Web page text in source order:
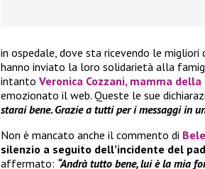
in ospedale, dove sta ricevendo le
hanno inviato la loro solidarietà alla
intanto Veronica Cozzani, mamma
emozionato il web. Queste le sue
starai bene. Grazie a tutti per i messaggi in
Non è mancato anche il commento di
silenzio a seguito dell’incidente del
affermato: “Andrà tutto bene, lui è la mia